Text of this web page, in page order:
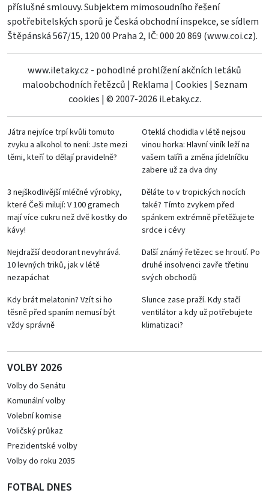
příslušné smlouvy. Subjektem mimosoudního řešení
spotřebitelských sporů je Česká obchodní inspekce, se sídlem
Štěpánská 567/15, 120 00 Praha 2, IČ: 000 20 869 (www.coi.cz).
www.iletaky.cz - pohodlné prohlížení akčních letáků
maloobchodních řetězců | Reklama | Cookies | Seznam
cookies | © 2007-2026 iLetaky.cz.
Játra nejvíce trpí kvůli tomuto
zvyku a alkohol to není: Jste mezi
těmi, kteří to dělají pravidelně?
Oteklá chodidla v létě nejsou
vinou horka: Hlavní viník leží na
vašem talíři a změna jídelníčku
zabere už za dva dny
3 nejškodlivější mléčné výrobky,
které Češi milují: V 100 gramech
mají více cukru než dvě kostky do
kávy!
Děláte to v tropických nocích
také? Tímto zvykem před
spánkem extrémně přetěžujete
srdce i cévy
Nejdražší deodorant nevyhrává.
10 levných triků, jak v létě
nezapáchat
Další známý řetězec se hroutí. Po
druhé insolvenci zavře třetinu
svých obchodů
Kdy brát melatonin? Vzít si ho
těsně před spaním nemusí být
vždy správně
Slunce zase praží. Kdy stačí
ventilátor a kdy už potřebujete
klimatizaci?
VOLBY 2026
Volby do Senátu
Komunální volby
Volební komise
Voličský průkaz
Prezidentské volby
Volby do roku 2035
FOTBAL DNES